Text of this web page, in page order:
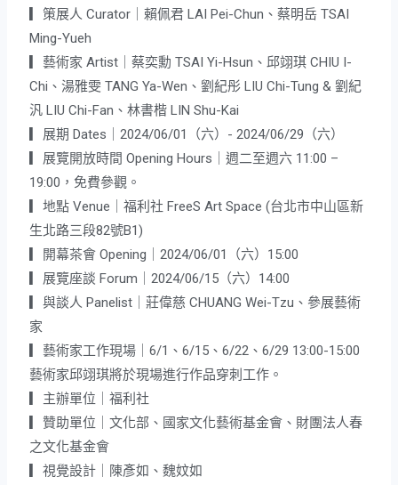
▎策展人 Curator｜賴佩君 LAI Pei-Chun、蔡明岳 TSAI
Ming-Yueh
▎藝術家 Artist｜蔡奕勳 TSAI Yi-Hsun、邱翊琪 CHIU I-
Chi、湯雅雯 TANG Ya-Wen、劉紀彤 LIU Chi-Tung & 劉紀
汎 LIU Chi-Fan、林書楷 LIN Shu-Kai
▎展期 Dates｜2024/06/01（六）- 2024/06/29（六）
▎展覽開放時間 Opening Hours｜週二至週六 11:00 –
19:00，免費參觀。
▎地點 Venue｜福利社 FreeS Art Space (台北市中山區新
生北路三段82號B1)
▎開幕茶會 Opening｜2024/06/01（六）15:00
▎展覽座談 Forum｜2024/06/15（六）14:00
▎與談人 Panelist｜莊偉慈 CHUANG Wei-Tzu、參展藝術
家
▎藝術家工作現場｜6/1、6/15、6/22、6/29 13:00-15:00
藝術家邱翊琪將於現場進行作品穿刺工作。
▎主辦單位｜福利社
▎贊助單位｜文化部、國家文化藝術基金會、財團法人春
之文化基金會
▎視覺設計｜陳彥如、魏妏如